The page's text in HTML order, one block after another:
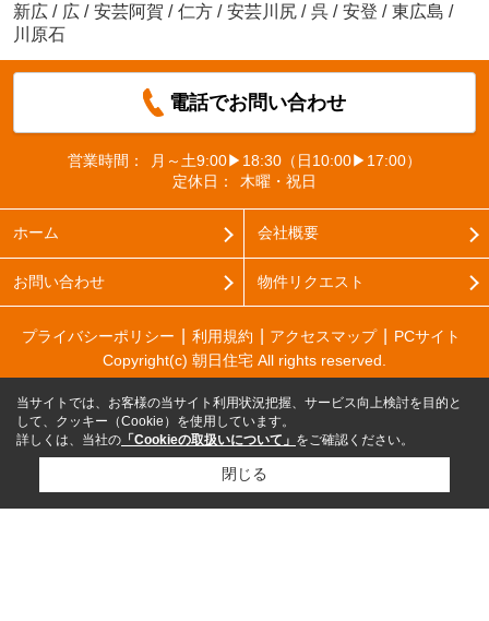
新広 / 広 / 安芸阿賀 / 仁方 / 安芸川尻 / 呉 / 安登 / 東広島 /
川原石
電話でお問い合わせ
営業時間：
月～土9:00▶18:30（日10:00▶17:00）
定休日：
木曜・祝日
ホーム 会社概要
お問い合わせ 物件リクエスト
プライバシーポリシー 利用規約 アクセスマップ
PCサイト
Copyright(c) 朝日住宅 All rights reserved.
当サイトでは、お客様の当サイト利用状況把握、サービス向上検討を目的と
して、クッキー（Cookie）を使用しています。
詳しくは、当社の 「Cookieの取扱いについて」 をご確認ください。
閉じる